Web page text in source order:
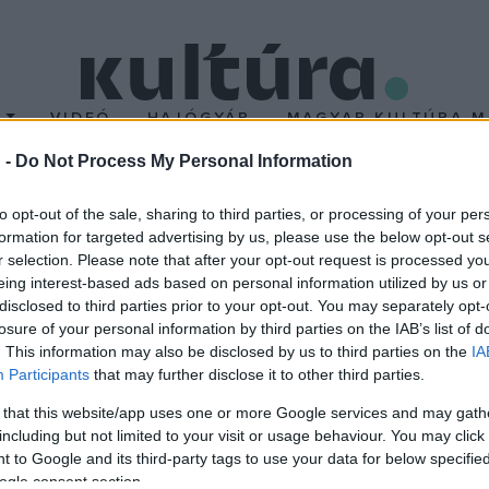
- Do Not Process My Personal Information
opt-out of the sale, sharing to third parties, or processing of your
for targeted advertising by us, please use the below opt-out
selection. Please note that after your opt-out request is processed
interest-based ads based on personal information utilized by us
to third parties prior to your opt-out. You may separately
of your personal information by third parties on the IAB’s list of
This information may also be disclosed by us to third parties on the
Participants that may further disclose it to other third parties.
that this website/app uses one or more Google services and may
but not limited to your visit or usage behaviour. You may
to Google and its third-party tags to use your data for below
consent section.
VIDEÓ HAJÓGYÁR MAGYAR KULTÚRA
idők legnagyobb
epizód lett 103 millió fontos (35,4 milliárd forintos)
szóló akciófilmre, amelyben Daniel Craig alakította a
brit csúcsot az Avatar tartotta 94 millió fontos bevétellel,